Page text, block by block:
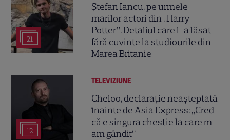
21
Ștefan Iancu, pe urmele
marilor actori din „Harry
Potter”. Detaliul care l-a lăsat
fără cuvinte la studiourile din
Marea Britanie
12
TELEVIZIUNE
Cheloo, declarație neașteptată
înainte de Asia Express: „Cred
că e singura chestie la care m-
am gândit”